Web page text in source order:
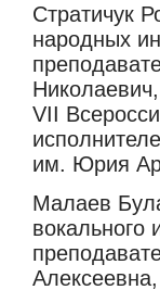
Стратичук
народных
VII
им. Юрия
Малаев
вокального